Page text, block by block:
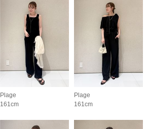
Plage
161cm
Plage
161cm